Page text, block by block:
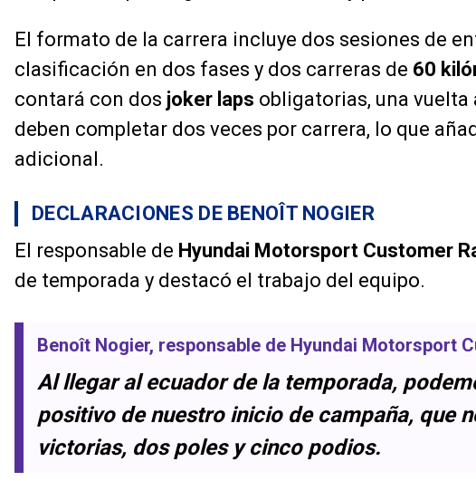
El formato de la carrera incluye dos sesiones de
clasificación en dos fases y dos carreras de 60
contará con dos joker laps obligatorias, una
deben completar dos veces por carrera, lo que
adicional.
DECLARACIONES DE BENOÎT NOGIER
El responsable de Hyundai Motorsport Customer
de temporada y destacó el trabajo del equipo.
Benoît Nogier, responsable de Hyundai Motorsport
Al llegar al ecuador de la temporada,
positivo de nuestro inicio de campaña, que
victorias, dos poles y cinco podios.